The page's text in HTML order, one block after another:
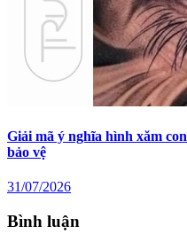
Giải mã ý nghĩa hình xăm
bảo vệ
31/07/2026
Bình luận